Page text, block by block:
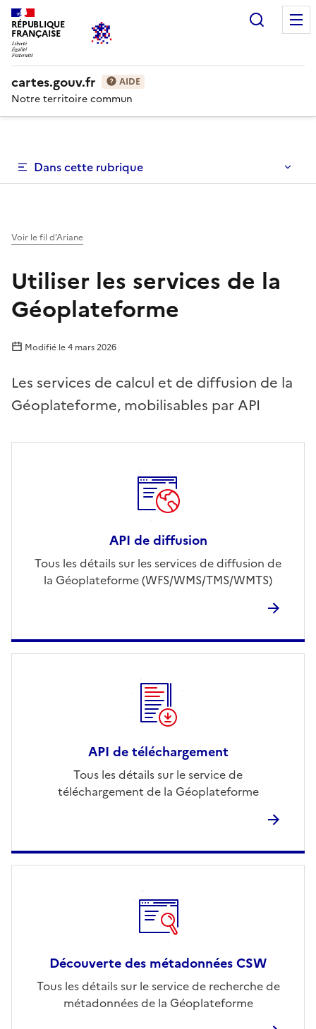
RÉPUBLIQUE
FRANÇAISE
cartes.gouv.fr AIDE
Notre territoire commun
Dans cette rubrique
Voir le fil d’Ariane
Utiliser les services de la
Géoplateforme
Modifié le4 mars 2026
Les services de calcul et de diffusion de la
Géoplateforme, mobilisables par API
API de diffusion
Tous les détails sur les services de diffusion de
la Géoplateforme (WFS/WMS/TMS/WMTS)
API de téléchargement
Tous les détails sur le service de
téléchargement de la Géoplateforme
Découverte des métadonnées CSW
Tous les détails sur le service de recherche de
métadonnées de la Géoplateforme